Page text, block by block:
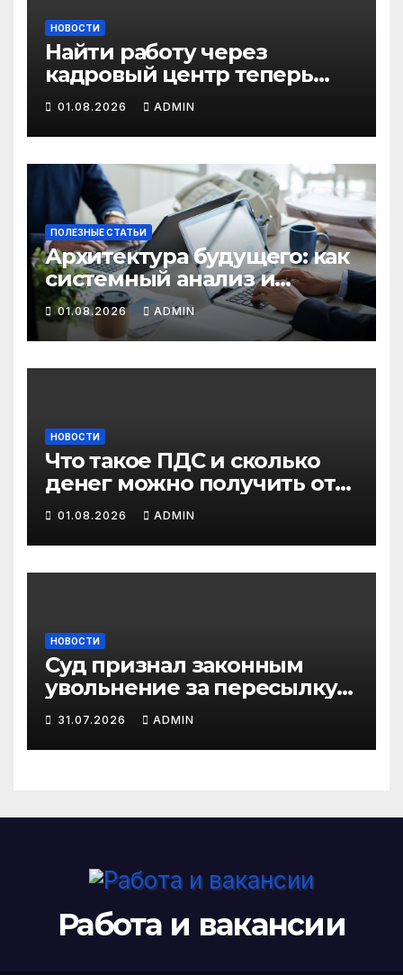
НОВОСТИ
Найти работу через
кадровый центр теперь
можно в два раза быстрее
01.08.2026 ADMIN
ПОЛЕЗНЫЕ СТАТЬИ
Архитектура будущего: как
системный анализ и
интеллектуальные
системы управления
бизнес-процессами
переписывают правила
01.08.2026 ADMIN
НОВОСТИ
Что такое ПДС и сколько
денег можно получить от
государства?
01.08.2026 ADMIN
НОВОСТИ
Суд признал законным
увольнение за пересылку
рабочих файлов на личную
почту
31.07.2026 ADMIN
Работа и вакансии